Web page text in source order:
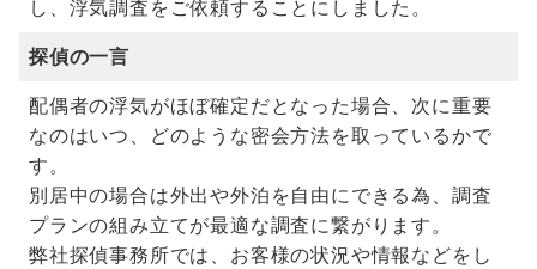
し、浮気調査をご依頼することにしました。
探偵の一言
配偶者の浮気がほぼ確定だとなった場合、次に重要
なのはいつ、どのような密会方法を取っているかで
す。
別居中の場合は外出や外泊を自由にできる為、調査
プランの組み立てが最適な調査に繋がります。
弊社探偵事務所では、お客様の状況や情報などをし